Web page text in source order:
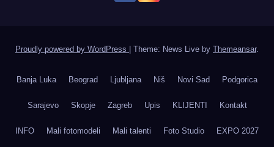
Proudly powered by WordPress Theme: News Live by Themeansar.
Banja Luka Beograd Ljubljana Niš Novi Sad Podgorica
Sarajevo Skopje Zagreb Upis KLIJENTI Kontakt
INFO Mali fotomodeli Mali talenti Foto Studio EXPO 2027